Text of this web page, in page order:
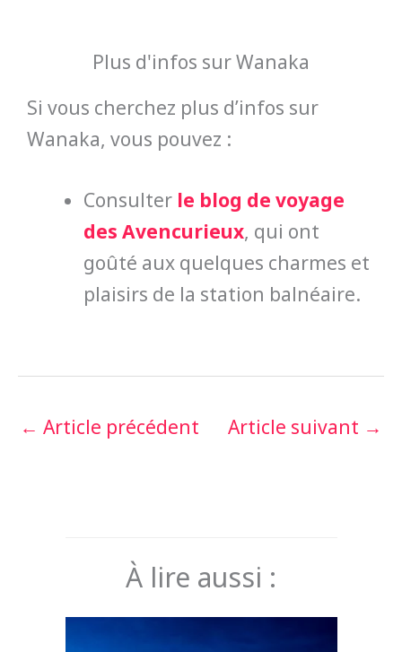
Plus d'infos sur Wanaka
Si vous cherchez plus d’infos sur
Wanaka, vous pouvez :
Consulter le blog de voyage
des Avencurieux, qui ont
goûté aux quelques charmes et
plaisirs de la station balnéaire.
← Article précédent Article suivant →
À lire aussi :